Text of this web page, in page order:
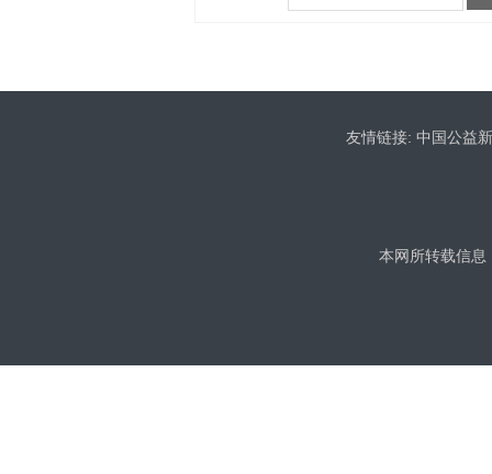
友情链接: 中国公益
本网所转载信息